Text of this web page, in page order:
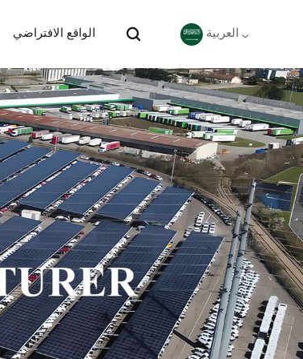
الواقع الافتراضي العربية
English
Deutsch
español
português
Nederlands
العربية
日本語